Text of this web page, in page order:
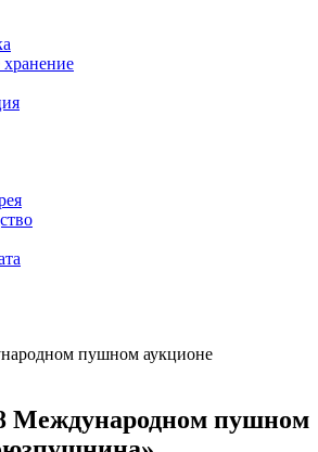
пушном аукционе
Международном пушном